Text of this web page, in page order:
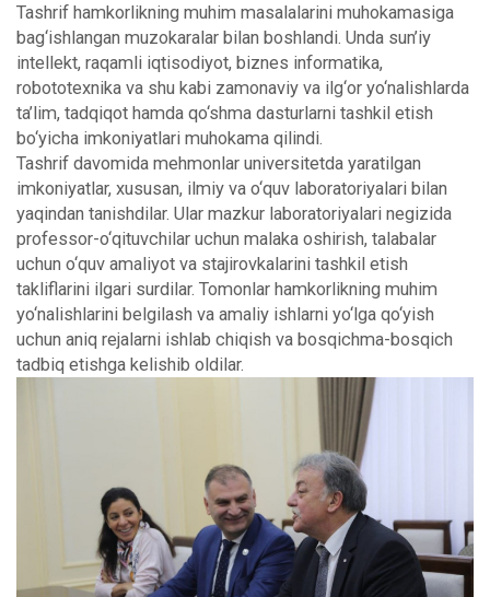
Tashrif hamkorlikning muhim masalalarini muhokamasiga
bag‘ishlangan muzokaralar bilan boshlandi. Unda sun’iy
intellekt, raqamli iqtisodiyot, biznes informatika,
robototexnika va shu kabi zamonaviy va ilg‘or yo‘nalishlarda
ta’lim, tadqiqot hamda qo‘shma dasturlarni tashkil etish
bo‘yicha imkoniyatlari muhokama qilindi.
Tashrif davomida mehmonlar universitetda yaratilgan
imkoniyatlar, xususan, ilmiy va o‘quv laboratoriyalari bilan
yaqindan tanishdilar. Ular mazkur laboratoriyalari negizida
professor-o‘qituvchilar uchun malaka oshirish, talabalar
uchun o‘quv amaliyot va stajirovkalarini tashkil etish
takliflarini ilgari surdilar. Tomonlar hamkorlikning muhim
yo‘nalishlarini belgilash va amaliy ishlarni yo‘lga qo‘yish
uchun aniq rejalarni ishlab chiqish va bosqichma-bosqich
tadbiq etishga kelishib oldilar.